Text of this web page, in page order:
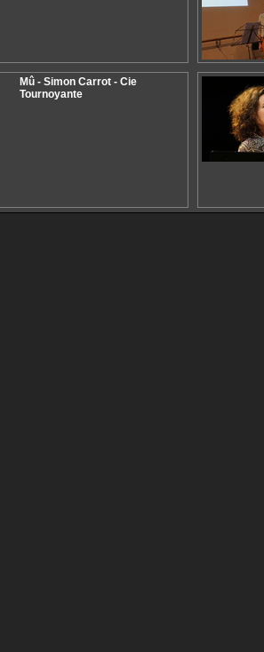
Mû - Simon Carrot - Cie
Tournoyante